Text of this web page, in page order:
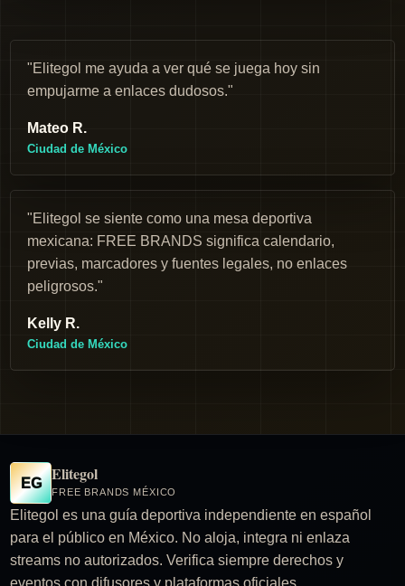
"Elitegol me ayuda a ver qué se juega hoy sin
empujarme a enlaces dudosos."
Mateo R.
Ciudad de México
"Elitegol se siente como una mesa deportiva
mexicana: FREE BRANDS significa calendario,
previas, marcadores y fuentes legales, no enlaces
peligrosos."
Kelly R.
Ciudad de México
EG Elitegol
FREE BRANDS MÉXICO
Elitegol es una guía deportiva independiente en español
para el público en México. No aloja, integra ni enlaza
streams no autorizados. Verifica siempre derechos y
eventos con difusores y plataformas oficiales.